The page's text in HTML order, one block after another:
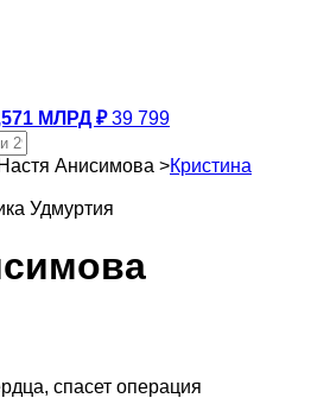
МЛРД ₽ 39 799
Настя Анисимова >Кристина
Удмуртия
спасет операция